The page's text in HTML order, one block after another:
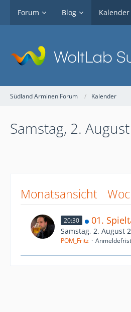
Forum Blog Kalender
Südland Arminen Forum Kalender
Samstag, 2.
Monatsansicht
20:30 01.
Samstag, 2. August
POM_Fritz